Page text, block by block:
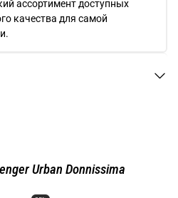
ассортимент доступных
качества для самой
Urban Donnissima